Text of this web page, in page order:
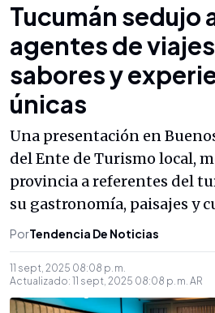
Tucumán sedujo
agentes de
sabores y
únicas
Una presentación en
del Ente de Turismo local,
provincia a referentes del
su gastronomía, paisajes y
PorTendencia De Noticias
11 sept, 2025 08:08 p. m.
Actualizado: 11 sept, 2025 08:08 p. m. AR